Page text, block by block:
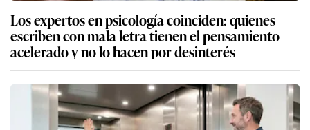
Los expertos en psicología coinciden: quienes
escriben con mala letra tienen el pensamiento
acelerado y no lo hacen por desinterés